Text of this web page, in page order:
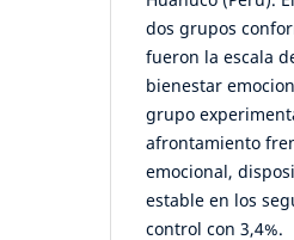
dos grupos
fueron la escala
bienestar
grupo
afrontamiento
emocional,
estable en los
control con 3,4%.